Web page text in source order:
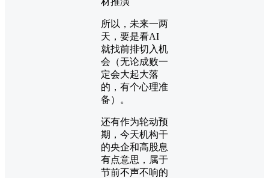
所以，未来一两
天，要是看AI
就找前排切入机
会（无论成败一
定会大起大落
的，有个心理准
备）。
还有作为轮动预
期，今天机构干
的央企和高股息
有点意思，属于
节前不声不响的